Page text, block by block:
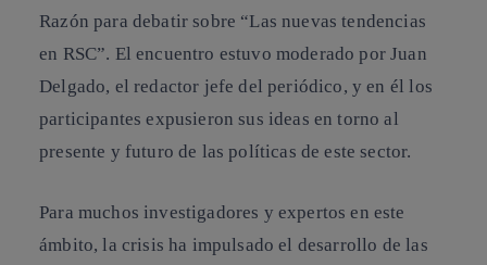
Razón para debatir sobre “Las nuevas tendencias
en RSC”. El encuentro estuvo moderado por Juan
Delgado, el redactor jefe del periódico, y en él los
participantes expusieron sus ideas en torno al
presente y futuro de las políticas de este sector.
Para muchos investigadores y expertos en este
ámbito,la crisis ha impulsado el desarrollo de las